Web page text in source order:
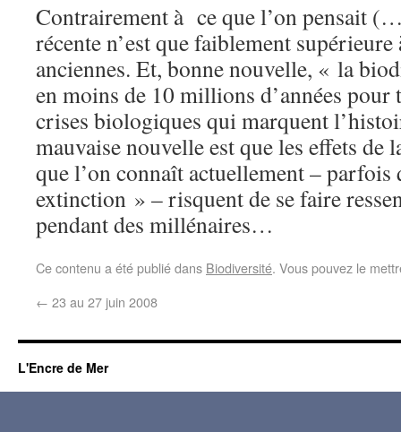
Contrairement à ce que l’on pensait
récente n’est que faiblement
anciennes. Et, bonne nouvelle, « la
en moins de 10 millions d’années pour
crises biologiques qui marquent
mauvaise nouvelle est que les effets de
que l’on connaît actuellement –
extinction » – risquent de se faire
pendant des millénaires…
Ce contenu a été publié dans Biodiversité. Vous pouvez le
← 23 au 27 juin 2008
L'Encre de Mer